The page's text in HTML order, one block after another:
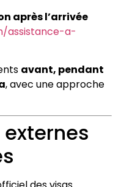
après l’arrivée
assistance-a-
avant, pendant
, avec une approche
externes